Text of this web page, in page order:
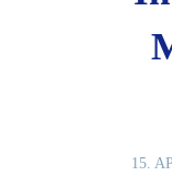
15.